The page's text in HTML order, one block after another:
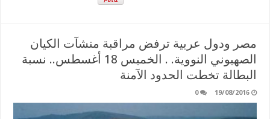
مصر ودول عربية ترفض مراقبة منشآت الكيان
الصهيوني النووية. . الخميس 18 أغسطس.. نسبة
البطالة تخطت الحدود الآمنة
19/08/2016
0